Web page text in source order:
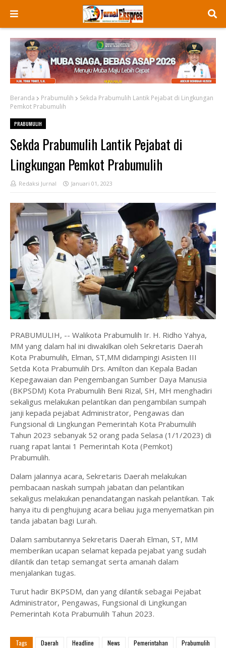
Beranda Prabumulih
Sekda Prabumulih Lantik Pejabat di Lingkungan
Pemkot Prabumulih
PRABUMULIH
Sekda Prabumulih Lantik Pejabat di
Lingkungan Pemkot Prabumulih
Redaksi Jurnal Januari 01, 2023
PRABUMULIH, -- Walikota Prabumulih Ir. H. Ridho Yahya,
MM yang dalam hal ini diwakilkan oleh Sekretaris Daerah
Kota Prabumulih, Elman, ST,MM didampingi Asisten III
Setda Kota Prabumulih Drs. Amilton dan Kepala Badan
Kepegawaian dan Pengembangan Sumber Daya Manusia
(BKPSDM) Kota Prabumulih Beni Rizal, SH, MH menghadiri
sekaligus melakukan pelantikan dan pengambilan sumpah
janji kepada pejabat Administrator, Pengawas dan
Fungsional di Lingkungan Pemerintah Kota Prabumulih
Tahun 2023 sebanyak 52 orang pada Selasa (1/1/2023) di
ruang rapat lantai 1 Pemerintah Kota (Pemkot)
Prabumulih.
Dalam jalannya acara, Sekretaris Daerah melakukan
pembacaan naskah sumpah jabatan dan pelantikan
sekaligus melakukan penandatangan naskah pelantikan. Tak
hanya itu di penghujung acara beliau juga menyematkan pin
tanda jabatan bagi Lurah.
Dalam sambutannya Sekretaris Daerah Elman, ST, MM
memberikan ucapan selamat kepada pejabat yang sudah
dilantik dan tetap semangat serta amanah dalam
menjalankan tugas.
Turut hadir BKPSDM, dan yang dilantik sebagai Pejabat
Administrator, Pengawas, Fungsional di Lingkungan
Pemerintah Kota Prabumulih Tahun 2023.
Tags Daerah Headline News Pemerintahan Prabumulih